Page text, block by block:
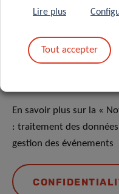
En savoir plus sur la «
: traitement des
gestion des événements
Lire plus
Tout accepter